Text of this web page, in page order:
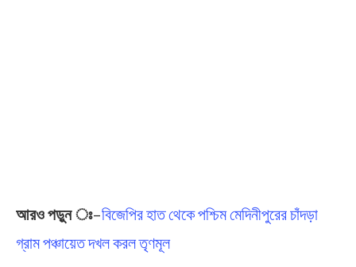
আরও পড়ুন ঃ–বিজেপির হাত থেকে পশ্চিম মেদিনীপুরের চাঁদড়া
গ্রাম পঞ্চায়েত দখল করল তৃণমূল